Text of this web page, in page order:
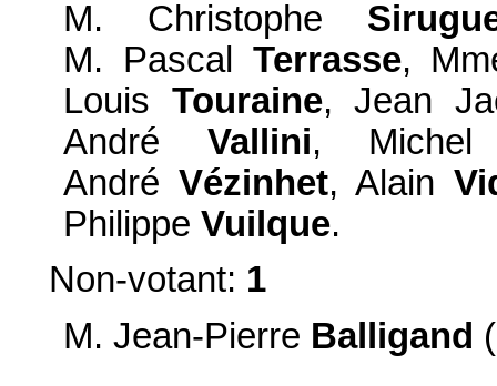
M. Christophe
M. Pascal Terrasse,
Louis Touraine, Jean
André Vallini,
André Vézinhet, Alain
PhilippeVuilque.
Non-votant: 1
M. Jean-Pierre Balligand